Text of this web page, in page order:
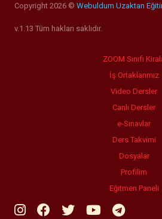
Copyright 2026 © Webuldum Uzaktan
v.1.13 Tüm hakları saklıdır.
ZOOM Sınıfı
İş Ortaklarımız
Video Dersler
Canlı Dersler
e-Sınavlar
Ders Takvimi
Dosyalar
Profilim
Eğitmen Paneli